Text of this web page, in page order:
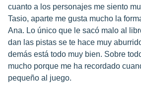
cuanto a los personajes me siento
Tasio, aparte me gusta mucho la
Ana. Lo único que le sacó malo al
dan las pistas se te hace muy
demás está todo muy bien. Sobre
mucho porque me ha recordado
pequeño al juego.